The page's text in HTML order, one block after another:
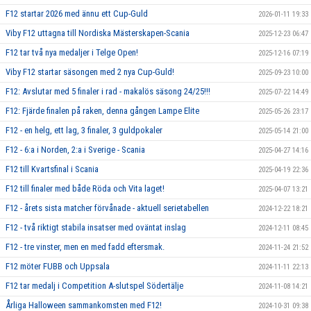
F12 startar 2026 med ännu ett Cup-Guld 2026-01-11 19:33
Viby F12 uttagna till Nordiska Mästerskapen-Scania 2025-12-23 06:47
F12 tar två nya medaljer i Telge Open! 2025-12-16 07:19
Viby F12 startar säsongen med 2 nya Cup-Guld! 2025-09-23 10:00
F12: Avslutar med 5 finaler i rad - makalös säsong 24/25!!! 2025-07-22 14:49
F12: Fjärde finalen på raken, denna gången Lampe Elite 2025-05-26 23:17
F12 - en helg, ett lag, 3 finaler, 3 guldpokaler 2025-05-14 21:00
F12 - 6:a i Norden, 2:a i Sverige - Scania 2025-04-27 14:16
F12 till Kvartsfinal i Scania 2025-04-19 22:36
F12 till finaler med både Röda och Vita laget! 2025-04-07 13:21
F12 - årets sista matcher förvånade - aktuell serietabellen 2024-12-22 18:21
F12 - två riktigt stabila insatser med oväntat inslag 2024-12-11 08:45
F12 - tre vinster, men en med fadd eftersmak. 2024-11-24 21:52
F12 möter FUBB och Uppsala 2024-11-11 22:13
F12 tar medalj i Competition A-slutspel Södertälje 2024-11-08 14:21
Årliga Halloween sammankomsten med F12! 2024-10-31 09:38